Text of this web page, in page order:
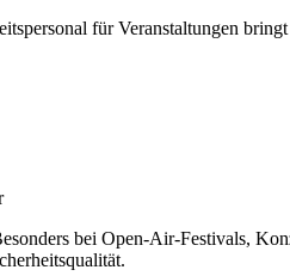
für Veranstaltungen
bei Open-Air-Festivals,